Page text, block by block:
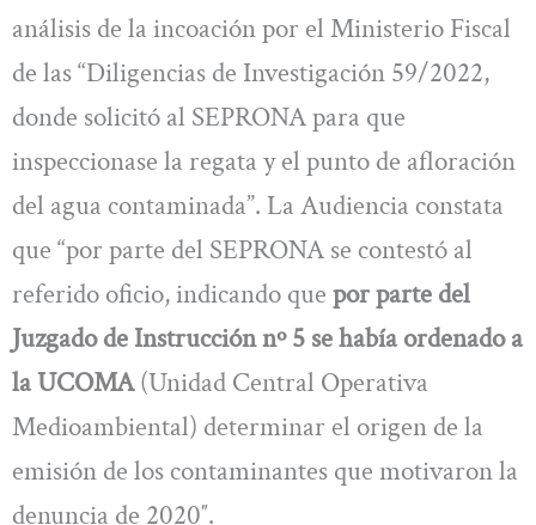
análisis de la incoación por el Ministerio Fiscal
de las “Diligencias de Investigación 59/2022,
donde solicitó al SEPRONA para que
inspeccionase la regata y el punto de afloración
del agua contaminada”. La Audiencia constata
que “por parte del SEPRONA se contestó al
referido oficio, indicando que por parte del
Juzgado de Instrucción nº 5 se había ordenado a
la UCOMA(Unidad Central Operativa
Medioambiental) determinar el origen de la
emisión de los contaminantes que motivaron la
denuncia de 2020″.